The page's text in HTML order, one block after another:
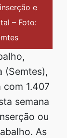
e
– Foto:
(Semtes),
1.407
semana
ou
As